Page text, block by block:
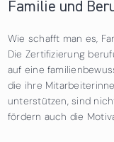
Familie und
Wie schafft man es,
Die Zertifizierung
auf eine
die ihre
unterstützen, sind
fördern auch die